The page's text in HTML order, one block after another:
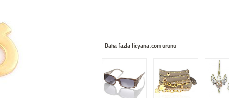
Daha fazla lidyana.com ürünü